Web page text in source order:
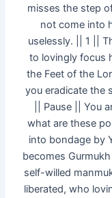
misses the step
not come into
uselessly. || 1 ||
to lovingly focus
the Feet of the
you eradicate the
|| Pause || You
what are these
into bondage by
becomes
self-willed
liberated, who